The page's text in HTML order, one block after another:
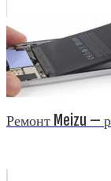
Ремонт Meizu —